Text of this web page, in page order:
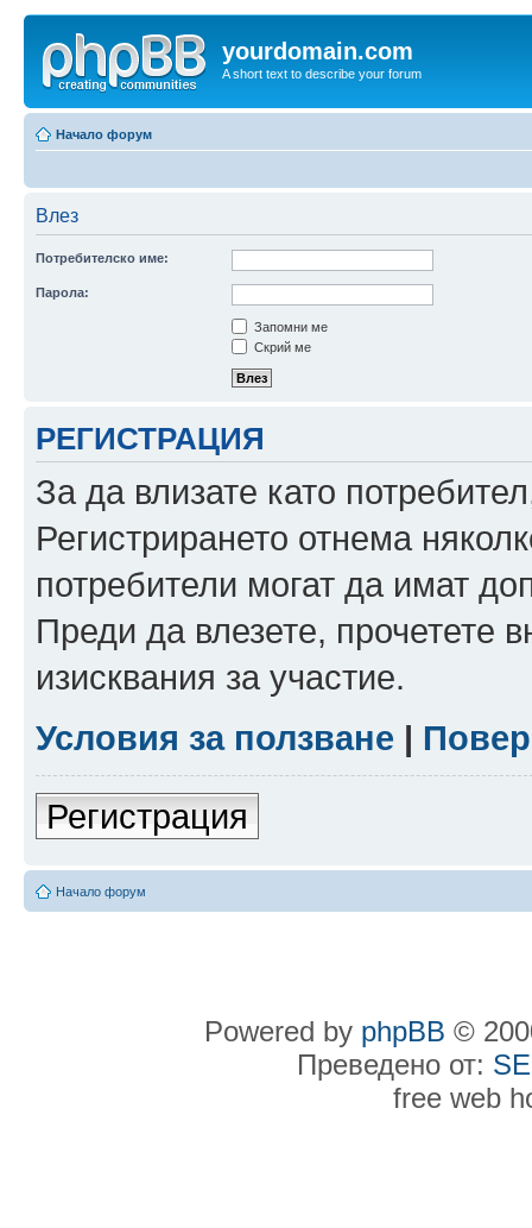
yourdomain.com
A short text to describe your forum
Начало форум
Влез
Потребителско име:
Парола:
Запомни ме
Скрий ме
РЕГИСТРАЦИЯ
За да влизате като
Регистрирането отнема
потребители могат да имат
Преди да влезете, прочетете
изисквания за участие.
Условия за ползване |
Регистрация
Начало форум
Powered by phpBB ©
Преведено от:
free web